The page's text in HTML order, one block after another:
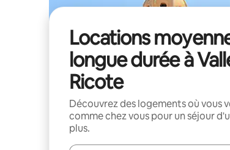
Locations
longue durée à
Ricote
Découvrez des logements où vous
comme chez vous pour un séjour
plus.